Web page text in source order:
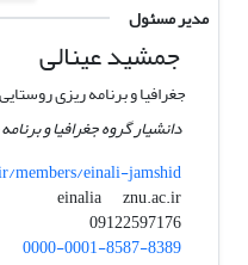
مدیر مسئول
جمشید عینالی
جغرافیا و برنامه ریزی روستایی
دانشیار گروه جغرافیا و
members/einali-jamshid
einalia
znu.ac.ir
09122597176
0000-0001-8587-8389